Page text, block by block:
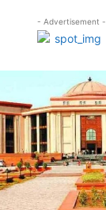
- Advertisement -